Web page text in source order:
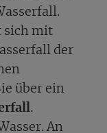
sich mit
der
über ein
.
An